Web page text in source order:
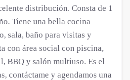
distribución. Consta de 1
Tiene una bella cocina
sala, baño para visitas y
con área social con piscina,
BBQ y salón multiuso. Es el
contáctame y agendamos una